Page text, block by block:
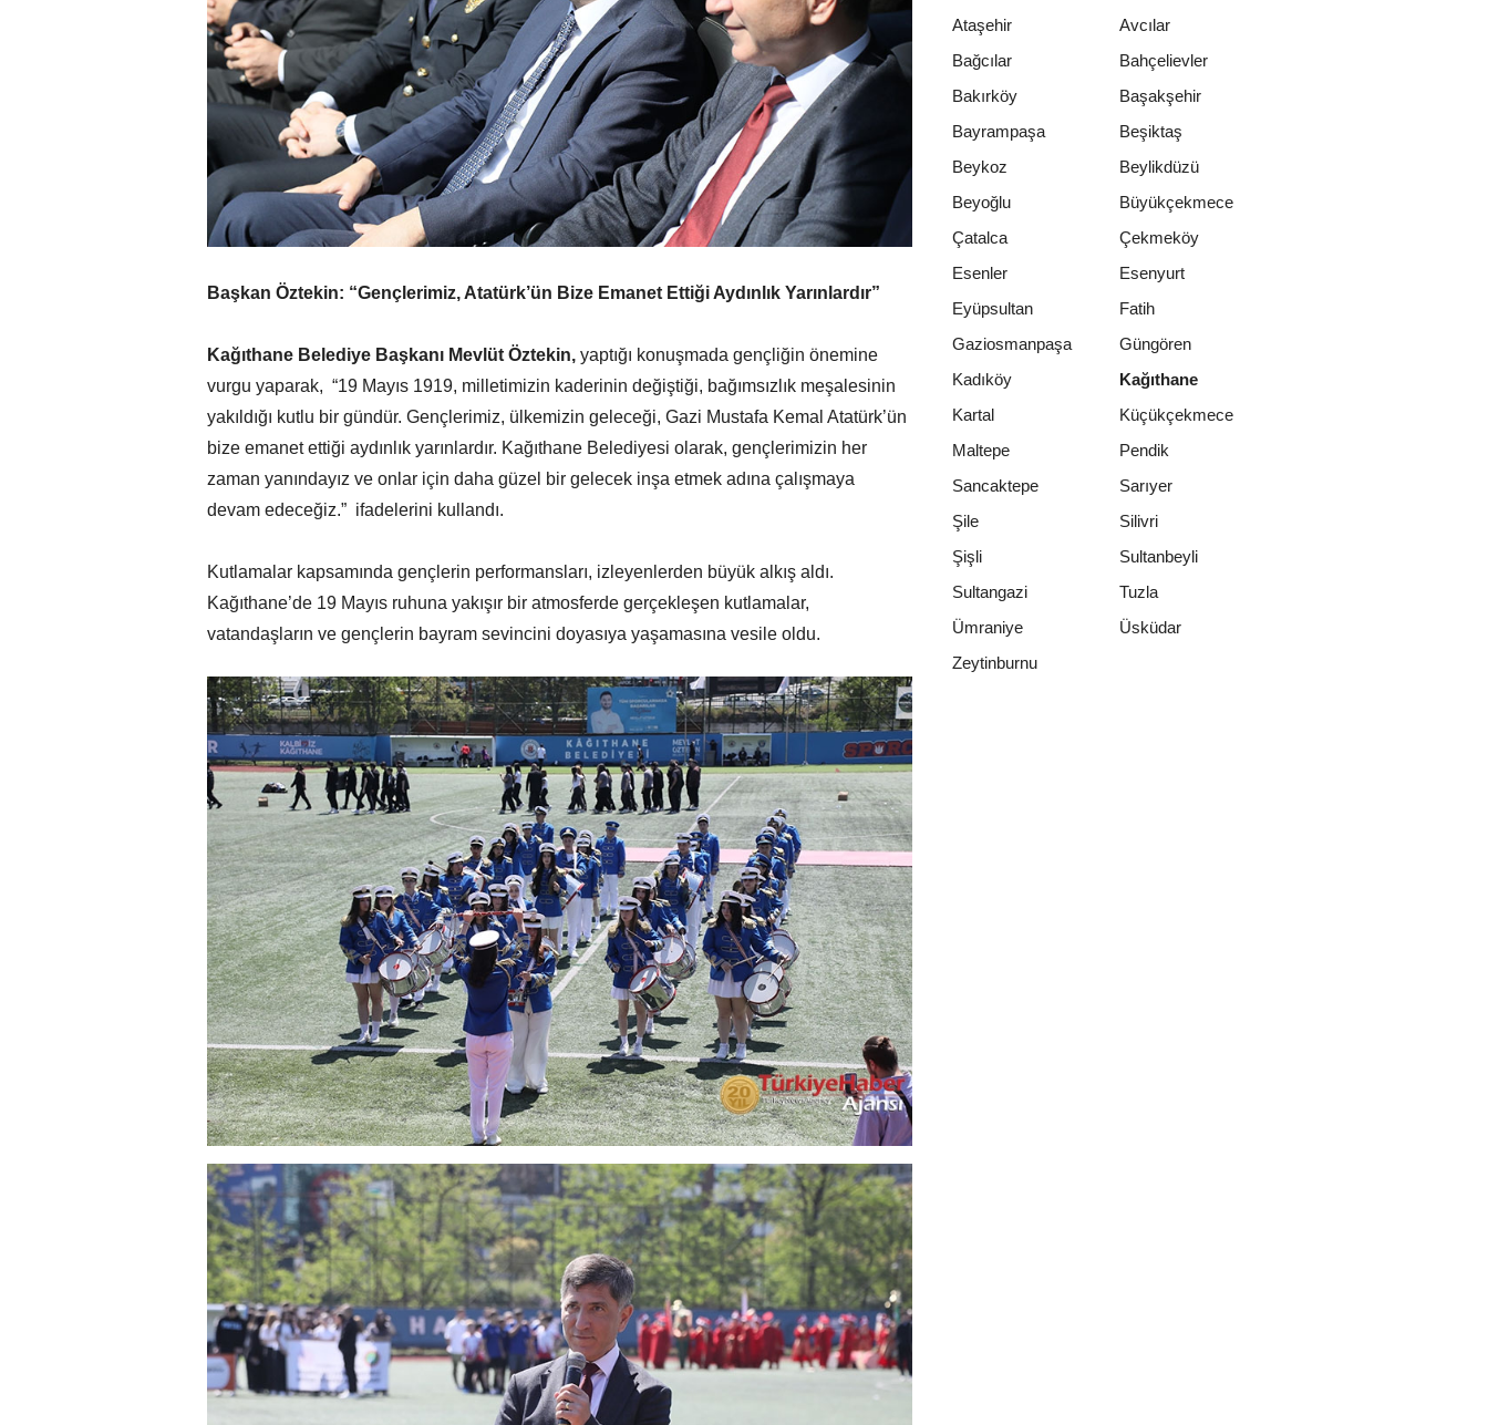
Başkan Öztekin: “Gençlerimiz, Atatürk’ün Bize Emanet Ettiği Aydınlık Yarınlardır”
Kağıthane Belediye Başkanı Mevlüt Öztekin, yaptığı konuşmada gençliğin önemine
vurgu yaparak, “19 Mayıs 1919, milletimizin kaderinin değiştiği, bağımsızlık meşalesinin
yakıldığı kutlu bir gündür. Gençlerimiz, ülkemizin geleceği, Gazi Mustafa Kemal Atatürk’ün
bize emanet ettiği aydınlık yarınlardır. Kağıthane Belediyesi olarak, gençlerimizin her
zaman yanındayız ve onlar için daha güzel bir gelecek inşa etmek adına çalışmaya
devam edeceğiz.” ifadelerini kullandı.
Kutlamalar kapsamında gençlerin performansları, izleyenlerden büyük alkış aldı.
Kağıthane’de 19 Mayıs ruhuna yakışır bir atmosferde gerçekleşen kutlamalar,
vatandaşların ve gençlerin bayram sevincini doyasıya yaşamasına vesile oldu.
Ataşehir
Avcılar
Bağcılar
Bahçelievler
Bakırköy
Başakşehir
Bayrampaşa
Beşiktaş
Beykoz
Beylikdüzü
Beyoğlu
Büyükçekmece
Çatalca
Çekmeköy
Esenler
Esenyurt
Eyüpsultan
Fatih
Gaziosmanpaşa
Güngören
Kadıköy
Kağıthane
Kartal
Küçükçekmece
Maltepe
Pendik
Sancaktepe
Sarıyer
Şile
Silivri
Şişli
Sultanbeyli
Sultangazi
Tuzla
Ümraniye
Üsküdar
Zeytinburnu